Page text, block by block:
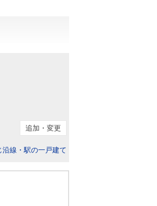
物件から探す
追加・変更
沿線・駅の一戸建て